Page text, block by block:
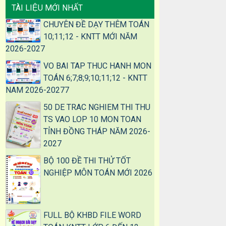
TÀI LIỆU MỚI NHẤT
CHUYÊN ĐỀ DẠY THÊM TOÁN
10;11;12 - KNTT MỚI NĂM
2026-2027
VO BAI TAP THUC HANH MON
TOÁN 6;7;8;9;10;11;12 - KNTT
NAM 2026-20277
50 DE TRAC NGHIEM THI THU
TS VAO LOP 10 MON TOAN
TỈNH ĐỒNG THÁP NĂM 2026-
2027
BỘ 100 ĐỀ THI THỬ TỐT
NGHIỆP MÔN TOÁN MỚI 2026
FULL BỘ KHBD FILE WORD